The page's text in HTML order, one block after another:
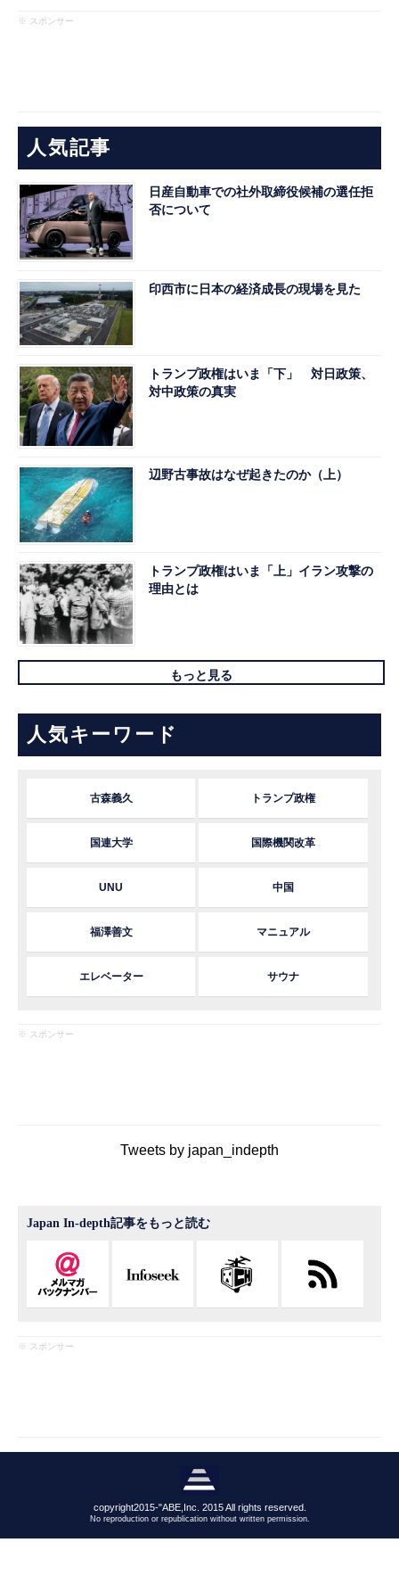
※ スポンサー
人気記事
日産自動車での社外取締役候補の選任拒
否について
印西市に日本の経済成長の現場を見た
トランプ政権はいま「下」 対日政策、
対中政策の真実
辺野古事故はなぜ起きたのか（上）
トランプ政権はいま「上」イラン攻撃の
理由とは
もっと見る
人気キーワード
古森義久 トランプ政権
国連大学 国際機関改革
UNU 中国
福澤善文 マニュアル
エレベーター サウナ
※ スポンサー
Tweets by japan_indepth
Japan In-depth記事をもっと読む
※ スポンサー
copyright2015-"ABE,Inc. 2015 All rights reserved.
No reproduction or republication without written permission.